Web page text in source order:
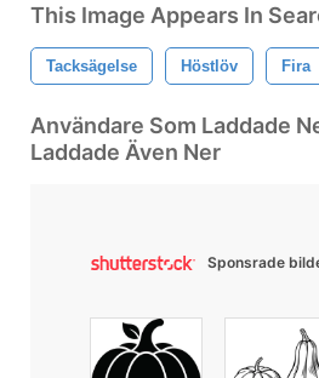
This Image Appears In
Tacksägelse Höstlöv Fira
Användare Som Laddade
Laddade Även Ner
Sponsrade